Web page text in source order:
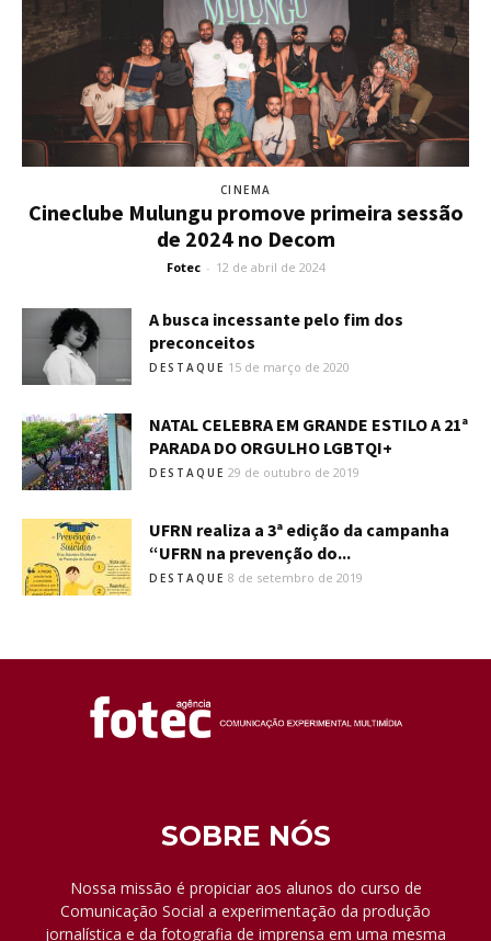
CINEMA
Cineclube Mulungu promove primeira sessão
de 2024 no Decom
Fotec - 12 de abril de 2024
A busca incessante pelo fim dos
preconceitos
DESTAQUE 15 de março de 2020
NATAL CELEBRA EM GRANDE ESTILO A 21ª
PARADA DO ORGULHO LGBTQI+
DESTAQUE 29 de outubro de 2019
UFRN realiza a 3ª edição da campanha
“UFRN na prevenção do...
DESTAQUE 8 de setembro de 2019
SOBRE NÓS
Nossa missão é propiciar aos alunos do curso de
Comunicação Social a experimentação da produção
jornalística e da fotografia de imprensa em uma mesma